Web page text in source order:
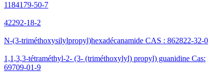
1184179-50-7
42292-18-2
N-(3-triméthoxysilylpropyl)hexadécanamide CAS : 862822-32-0
1,1,3,3-tétraméthyl-2- (3- (triméthoxylyl) propyl) guanidine Cas:
69709-01-9